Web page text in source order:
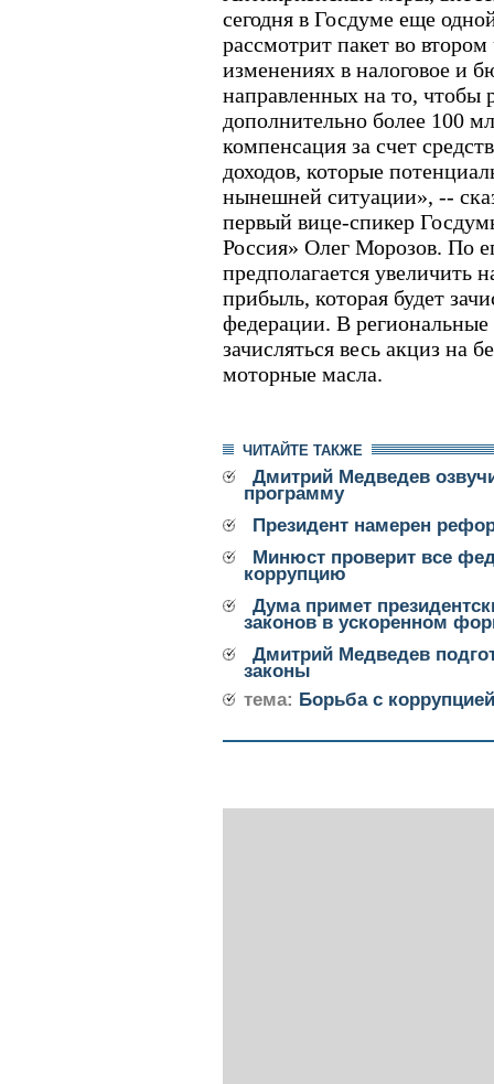
сегодня в Госдуме еще
рассмотрит пакет во
изменениях в налоговое и
направленных на то, чтобы
дополнительно более 100
компенсация за счет
доходов, которые
нынешней ситуации», --
первый вице-спикер
Россия» Олег Морозов. По
предполагается увеличить
прибыль, которая будет
федерации. В
зачисляться весь акциз на
моторные масла.
ЧИТАЙТЕ ТАКЖЕ
Дмитрий Медведев
программу
Президент намерен
Минюст проверит все
коррупцию
Дума примет
законов в ускоренном
Дмитрий Медведев
законы
тема: Борьба с коррупцией